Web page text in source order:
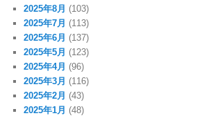
2025年8月 (103)
2025年7月 (113)
2025年6月 (137)
2025年5月 (123)
2025年4月 (96)
2025年3月 (116)
2025年2月 (43)
2025年1月 (48)